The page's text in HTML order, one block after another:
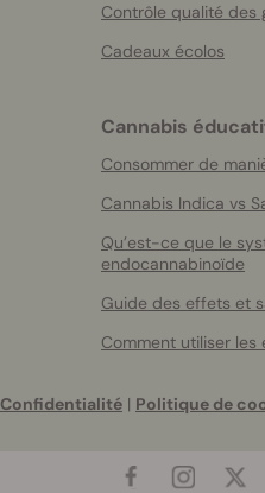
Contrôle qualité des
Cadeaux écolos
Cannabis
Consommer de
Cannabis Indica vs
Qu’est-ce que le
endocannabinoïde
Guide des effets et
Comment utiliser les
Confidentialité | Politique de